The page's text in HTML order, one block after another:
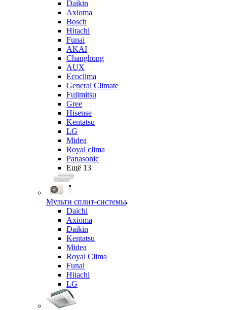
Daikin
Axioma
Bosch
Hitachi
Funai
AKAI
Changhong
AUX
Ecoclima
General Climate
Fujimitsu
Gree
Hisense
Kentatsu
LG
Midea
Royal clima
Panasonic
Ещё 13
Мульти сплит-системы
Daichi
Axioma
Daikin
Kentatsu
Midea
Royal Clima
Funai
Hitachi
LG